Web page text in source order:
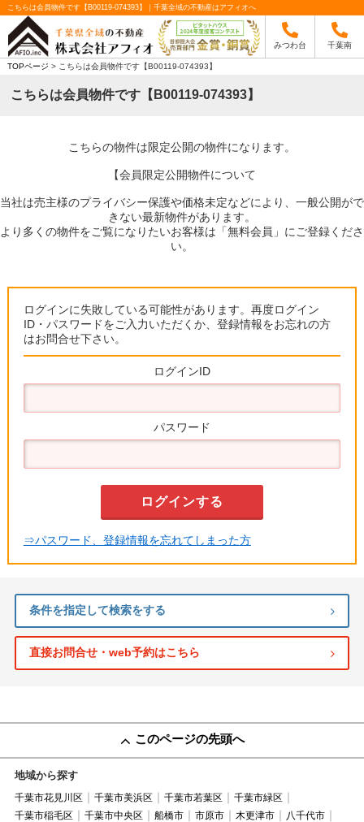
こちらは会員物件です【B00119-074393】｜千葉全域の不動産はアフィオへ
みつわ台 千葉南
TOPページ > こちらは会員物件です【B00119-074393】
こちらは会員物件です【B00119-074393】
こちらの物件は限定公開の物件になります。
【会員限定公開物件について
当社は売主様のプライバシー保護や価格未定などにより、一般公開がで
きない最新物件があります。
より多くの物件をご覧になりたいお客様は「無料会員」にご登録くださ
い。
ログインに失敗している可能性があります。再度ログイン
ID・パスワードをご入力いただくか、登録情報をお忘れの方
はお問合せ下さい。
ログインID
パスワード
⇒パスワード、登録情報を忘れてしまった方
条件を指定して検索をする
直接お問合せ・web予約はこちら
このページの先頭へ
地域から探す
千葉市花見川区 千葉市美浜区 千葉市若葉区
千葉市緑区
千葉市稲毛区
千葉市中央区 船橋市 市原市 木更津市
八千代市